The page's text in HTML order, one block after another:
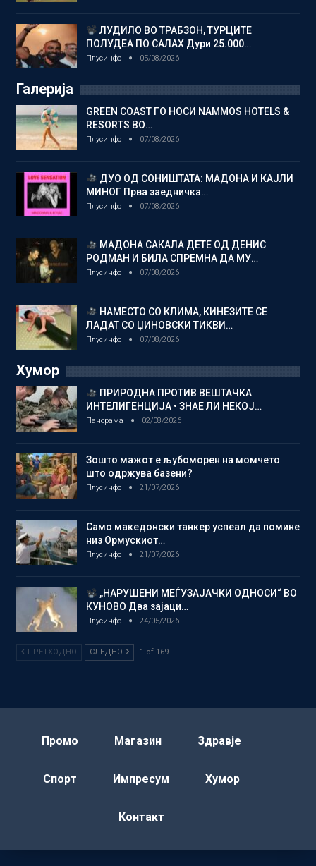
ЛУДИЛО ВО ТРАБЗОН, ТУРЦИТЕ
ПОЛУДЕА ПО САЛАХ Дури 25.000…
Плусинфо 05/08/2026
Галерија
GREEN COAST ГО НОСИ NAMMOS HOTELS &
RESORTS ВО…
Плусинфо 07/08/2026
ДУО ОД СОНИШТАТА: МАДОНА И КАЈЛИ
МИНОГ Прва заедничка…
Плусинфо 07/08/2026
МАДОНА САКАЛА ДЕТЕ ОД ДЕНИС
РОДМАН И БИЛА СПРЕМНА ДА МУ…
Плусинфо 07/08/2026
НАМЕСТО СО КЛИМА, КИНЕЗИТЕ СЕ
ЛАДАТ СО ЏИНОВСКИ ТИКВИ…
Плусинфо 07/08/2026
Хумор
ПРИРОДНА ПРОТИВ ВЕШТАЧКА
ИНТЕЛИГЕНЦИЈА • ЗНАЕ ЛИ НЕКОЈ…
Панорама 02/08/2026
Зошто мажот е љубоморен на момчето
што одржува базени?
Плусинфо 21/07/2026
Само македонски танкер успеал да помине
низ Ормускиот…
Плусинфо 21/07/2026
„НАРУШЕНИ МЕЃУЗАЈАЧКИ ОДНОСИ“ ВО
КУНОВО Два зајаци…
Плусинфо 24/05/2026
ПРЕТХОДНО СЛЕДНО 1 of 169
Промо Магазин Здравје
Спорт Импресум Хумор
Контакт